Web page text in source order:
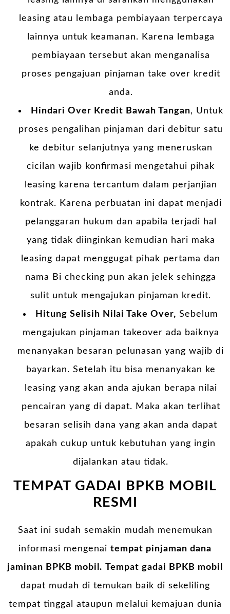
leasing atau lembaga pembiayaan terpercaya
lainnya untuk keamanan. Karena lembaga
pembiayaan tersebut akan menganalisa
proses pengajuan pinjaman take over kredit
anda.
Hindari Over Kredit Bawah Tangan, Untuk
proses pengalihan pinjaman dari debitur satu
ke debitur selanjutnya yang meneruskan
cicilan wajib konfirmasi mengetahui pihak
leasing karena tercantum dalam perjanjian
kontrak. Karena perbuatan ini dapat menjadi
pelanggaran hukum dan apabila terjadi hal
yang tidak diinginkan kemudian hari maka
leasing dapat menggugat pihak pertama dan
nama Bi checking pun akan jelek sehingga
sulit untuk mengajukan pinjaman kredit.
Hitung Selisih Nilai Take Over, Sebelum
mengajukan pinjaman takeover ada baiknya
menanyakan besaran pelunasan yang wajib di
bayarkan. Setelah itu bisa menanyakan ke
leasing yang akan anda ajukan berapa nilai
pencairan yang di dapat. Maka akan terlihat
besaran selisih dana yang akan anda dapat
apakah cukup untuk kebutuhan yang ingin
dijalankan atau tidak.
TEMPAT GADAI BPKB MOBIL
RESMI
Saat ini sudah semakin mudah menemukan
informasi mengenai tempat pinjaman dana
jaminan BPKB mobil.
Tempat gadai BPKB mobil
dapat mudah di temukan baik di sekeliling
tempat tinggal ataupun melalui kemajuan dunia